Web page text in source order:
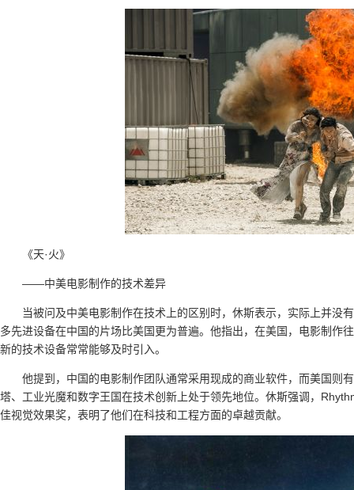
《天·火》
——中美电影制作的技术差异
当被问及中美电影制作在技术上的区别时，休斯表示，实际上并没
多先进设备在中国的片场比美国更为普遍。他指出，在美国，电影制作
新的技术设备常常能够及时引入。
他提到，中国的电影制作团队通常采用现成的商业软件，而美国则
塔、工业光魔和数字王国在技术创新上处于领先地位。休斯强调，
佳视觉效果奖，表明了他们在科技和工程方面的卓越贡献。